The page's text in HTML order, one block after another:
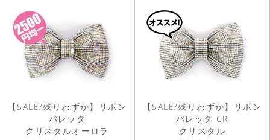
【SALE/残りわずか】リボン
バレッタ
クリスタルオーロラ
【SALE/残りわずか】リボン
バレッタ CR
クリスタル